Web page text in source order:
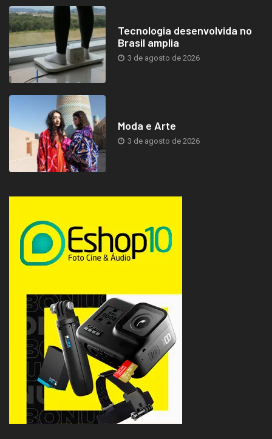
Tecnologia desenvolvida no
Brasil amplia
3 de agosto de 2026
Moda e Arte
3 de agosto de 2026